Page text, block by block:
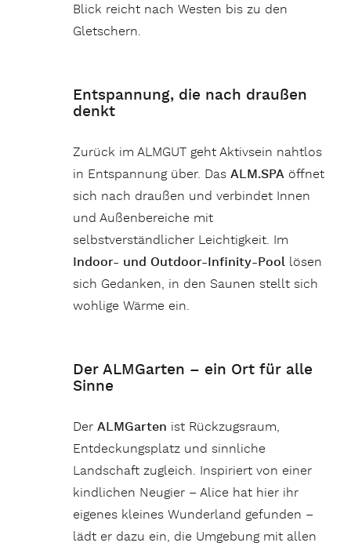
Blick reicht nach Westen bis zu den
Gletschern.
Entspannung, die nach draußen
denkt
Zurück im ALMGUT geht Aktivsein nahtlos
in Entspannung über. DasALM.SPA öffnet
sich nach draußen und verbindet Innen
und Außenbereiche mit
selbstverständlicher Leichtigkeit. Im
Indoor- und Outdoor-Infinity-Pool lösen
sich Gedanken, in den Saunen stellt sich
wohlige Wärme ein.
Der ALMGarten – ein Ort für alle
Sinne
DerALMGarten ist Rückzugsraum,
Entdeckungsplatz und sinnliche
Landschaft zugleich. Inspiriert von einer
kindlichen Neugier – Alice hat hier ihr
eigenes kleines Wunderland gefunden –
lädt er dazu ein, die Umgebung mit allen